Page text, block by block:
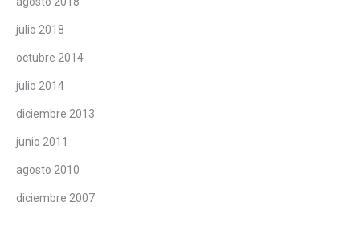
julio 2018
octubre 2014
julio 2014
diciembre 2013
junio 2011
agosto 2010
diciembre 2007